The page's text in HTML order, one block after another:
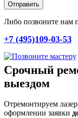
Отправить
Либо позвоните нам
+7 (495)109-03-53
Срочный
выездом
Отремонтируем
оформлении заявки